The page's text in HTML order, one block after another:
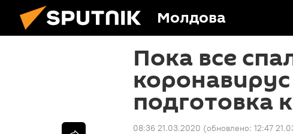
Молдова
Пока все
подготовка
08:36 21.03.2020 (обновлено: 12:47